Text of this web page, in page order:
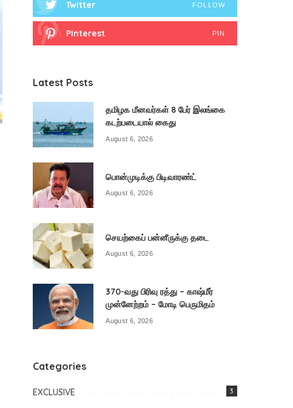
Twitter FOLLOW
Pinterest PIN
Latest Posts
தமிழக மீனவர்கள் 8 பேர் இலங்கை
கடற்படையால் கைது
August 6, 2026
பொன்முடிக்கு பிடிவாரண்ட்
August 6, 2026
செயற்கைப் பன்னீருக்கு தடை
August 6, 2026
370-வது பிரிவு ரத்து – காஷ்மீர்
முன்னேற்றம் – மோடி பெருமிதம்
August 6, 2026
Categories
EXCLUSIVE 3